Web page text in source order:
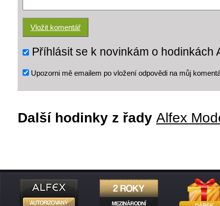
Příhlásit se k novinkám o hodinkách
Upozorni mě emailem po vložení odpovědi na můj
Další hodinky z řady Alfex